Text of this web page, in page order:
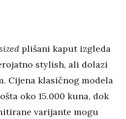
plišani kaput izgleda
stylish, ali dolazi
Cijena klasičnog modela
oko 15.000 kuna, dok
varijante mogu